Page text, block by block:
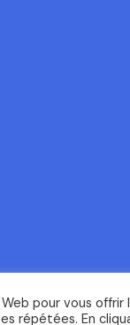
pour vous
répétées. En